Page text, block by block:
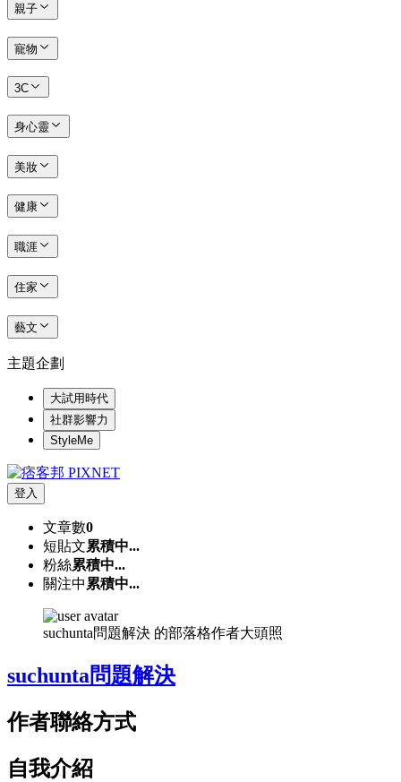
親子
寵物
3C
身心靈
美妝
健康
職涯
住家
藝文
主題企劃
大試用時代
社群影響力
StyleMe
登入
文章數0
短貼文累積中...
粉絲累積中...
關注中 累積中...
suchunta問題解決 的部落格作者大頭照
suchunta問題解決
作者聯絡方式
自我介紹